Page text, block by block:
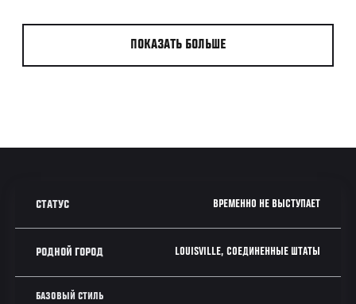
ПОКАЗАТЬ БОЛЬШЕ
СТАТУС ВРЕМЕННО НЕ ВЫСТУПАЕТ
РОДНОЙ ГОРОД LOUISVILLE, СОЕДИНЕННЫЕ ШТАТЫ
БАЗОВЫЙ СТИЛЬ